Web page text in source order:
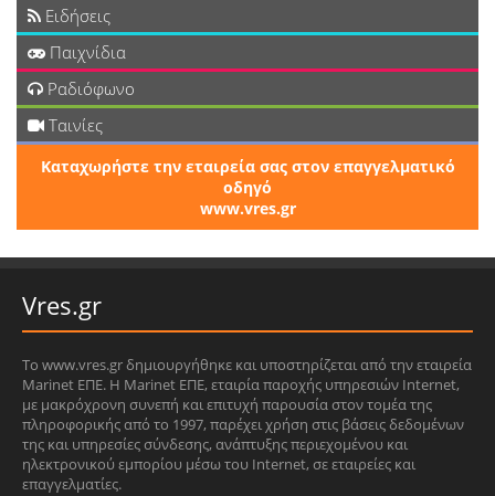
Ειδήσεις
Παιχνίδια
Ραδιόφωνο
Ταινίες
Καταχωρήστε την εταιρεία σας στον επαγγελματικό
οδηγό
www.vres.gr
Vres.gr
Το www.vres.gr δημιουργήθηκε και υποστηρίζεται από την εταιρεία
Marinet ΕΠΕ. Η Marinet ΕΠΕ, εταιρία παροχής υπηρεσιών Internet,
με μακρόχρονη συνεπή και επιτυχή παρουσία στον τομέα της
πληροφορικής από το 1997, παρέχει χρήση στις βάσεις δεδομένων
της και υπηρεσίες σύνδεσης, ανάπτυξης περιεχομένου και
ηλεκτρονικού εμπορίου μέσω του Internet, σε εταιρείες και
επαγγελματίες.